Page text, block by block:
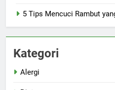
5 Tips Mencuci Rambut
Kategori
Alergi